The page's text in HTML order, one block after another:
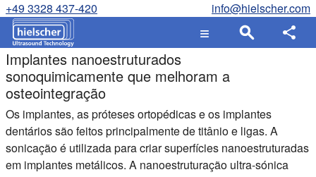
+49 3328 437-420 info@hielscher.com
Implantes nanoestruturados
sonoquimicamente que melhoram a
osteointegração
Os implantes, as próteses ortopédicas e os implantes
dentários são feitos principalmente de titânio e ligas. A
sonicação é utilizada para criar superfícies nanoestruturadas
em implantes metálicos. A nanoestruturação ultra-sónica